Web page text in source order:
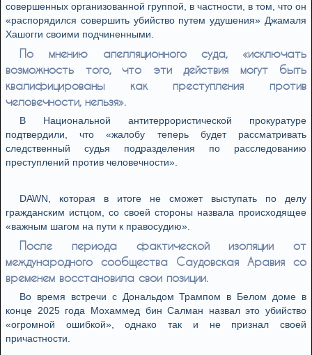
совершенных организованной группой, в частности, в том, что он
«распорядился совершить убийство путем удушения» Джамаля
Хашогги своими подчиненными.
По мнению апелляционного суда, «исключать
возможность того, что эти действия могут быть
квалифицированы как преступления против
человечности, нельзя».
В Национальной антитеррористической прокуратуре
подтвердили, что «жалобу теперь будет рассматривать
следственный судья подразделения по расследованию
преступлений против человечности».
DAWN, которая в итоге не сможет выступать по делу
гражданским истцом, со своей стороны назвала происходящее
«важным шагом на пути к правосудию».
После периода фактической изоляции от
международного сообщества Саудовская Аравия со
временем восстановила свои позиции.
Во время встречи с Дональдом Трампом в Белом доме в
конце 2025 года Мохаммед бин Салман назвал это убийство
«огромной ошибкой», однако так и не признал своей
причастности.